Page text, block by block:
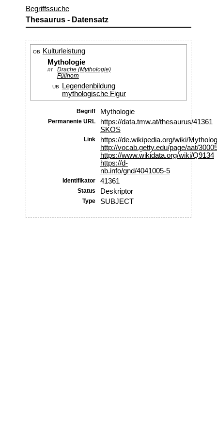
Begriffssuche
Thesaurus - Datensatz
OB
Kulturleistung
Mythologie
RT
Drache (Mythologie)
Füllhorn
UB
Legendenbildung
mythologische Figur
Begriff Mythologie
Permanente URL
https://data.tmw.at/thesaurus/41361
SKOS
Link
https://de.wikipedia.org/wiki/
http://vocab.getty.edu/page/aat/
https://www.wikidata.org/wiki/Q9134
https://d-
nb.info/gnd/4041005-5
Identifikator 41361
Status Deskriptor
Type SUBJECT